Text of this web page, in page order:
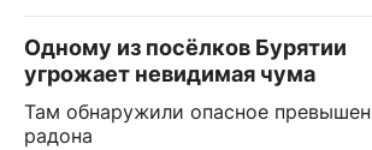
Одному из посёлков Бурятии
угрожает невидимая чума
Там обнаружили опасное
радона